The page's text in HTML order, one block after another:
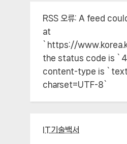
RSS 오류: A feed
at
`https://
the status code is
content-type is
charset=UTF-8`
IT기술백서